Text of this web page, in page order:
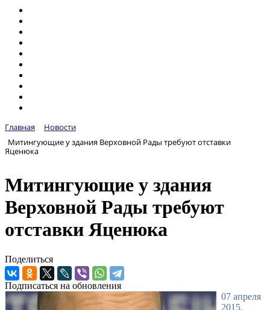
Главная
Новости
Митингующие у здания Верховной Рады требуют отставки
Яценюка
Митингующие у здания
Верховной Рады требуют
отставки Яценюка
Поделиться
Подписаться на обновления
07 апреля
2015,